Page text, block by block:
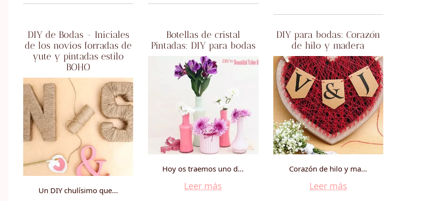
DIY de Bodas - Iniciales
de los novios forradas de
yute y pintadas estilo
BOHO
Un DIY chulísimo que...
Botellas de cristal
Pintadas: DIY para bodas
Hoy os traemos uno d...
Leer más
DIY para bodas: Corazón
de hilo y madera
Corazón de hilo y ma...
Leer más